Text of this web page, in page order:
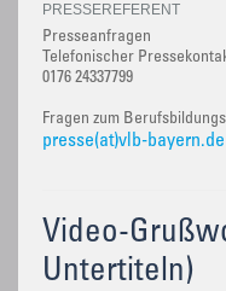
PRESSEREFERENT
Presseanfragen
Telefonischer
0176 24337799
Fragen zum
presse(at)vlb-bayern.de
Video-
Untertiteln)